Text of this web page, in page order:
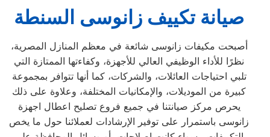
صيانة تكييف زانوسى السنطة
أصبحت مكيفات زانوسى شائعة في معظم المنازل المصرية،
نظرًا للأداء الوظيفي العالي للأجهزة، وكفاءتها الممتازة التي
تلبي احتياجات العائلات، والشركات، كما أنها تتوافر بمجموعة
كبيرة من الموديلات، والإمكانيات المختلفة، وعلاوة على ذلك
يحرص مركز صيانتنا في جميع فروع تصليح اعطال اجهزة
زانوسى باستمرار على توفير الإرشادات لعملائنا حول ما يخص